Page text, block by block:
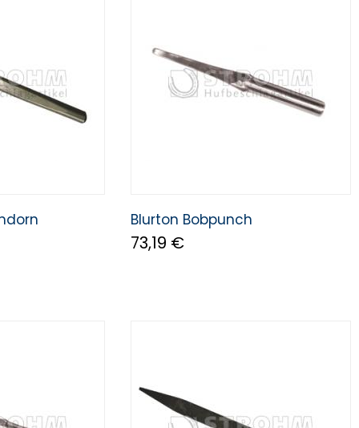
Blurton Bobpunch
73,19 €